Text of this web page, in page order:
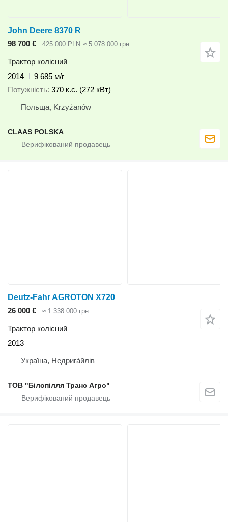
John Deere 8370 R
98 700 €
425 000 PLN ≈ 5 078 000 грн
Трактор колісний
2014
9 685 м/г
Потужність 370 к.с. (272 кВт)
Польща, Krzyżanów
CLAAS POLSKA
Deutz-Fahr AGROTON X720
26 000 €
≈ 1 338 000 грн
Трактор колісний
2013
Україна, Недрига́йлів
ТОВ "Білопілля Транс Агро"